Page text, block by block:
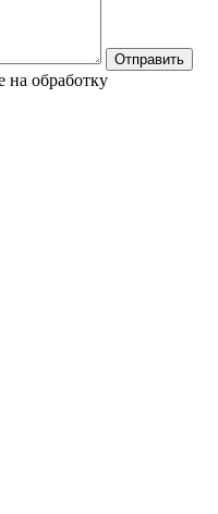
на обработку